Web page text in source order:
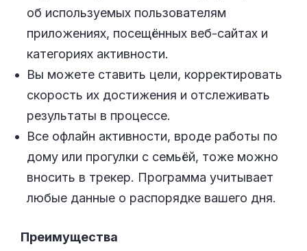
об используемых пользователям
приложениях, посещённых веб-сайтах и
категориях активности.
Вы можете ставить цели, корректировать
скорость их достижения и отслеживать
результаты в процессе.
Все офлайн активности, вроде работы по
дому или прогулки с семьёй, тоже можно
вносить в трекер. Программа учитывает
любые данные о распорядке вашего дня.
Преимущества